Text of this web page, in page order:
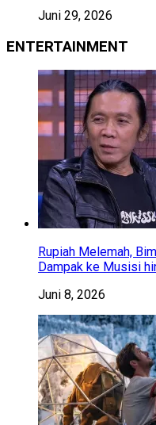
Juni 29, 2026
ENTERTAINMENT
Rupiah Melemah,
Dampak ke Musisi
Juni 8, 2026